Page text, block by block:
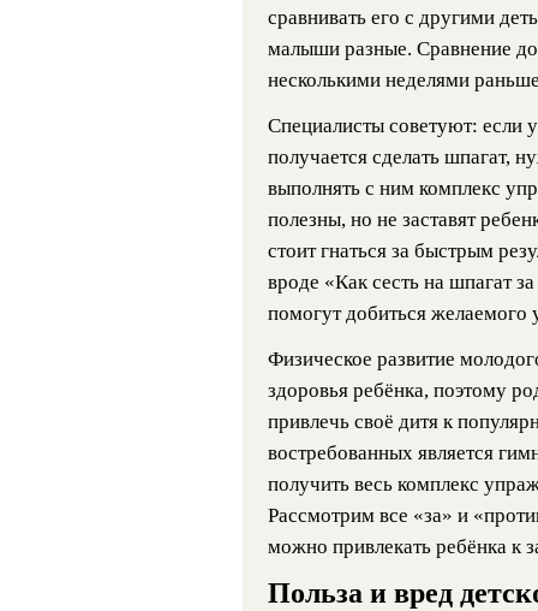
сравнивать его с другими
малыши разные. Сравнение
несколькими неделями
Специалисты советуют: если
получается сделать шпагат,
выполнять с ним комплекс
полезны, но не заставят
стоит гнаться за быстрым
вроде «Как сесть на шпагат
помогут добиться желаемого
Физическое развитие
здоровья ребёнка, поэтому
привлечь своё дитя к
востребованных является
получить весь комплекс
Рассмотрим все «за» и
можно привлекать ребёнка к
Польза и вред